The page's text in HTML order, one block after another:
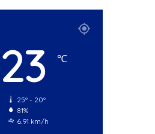
23 ℃
25º - 20º
81%
6.91 km/h